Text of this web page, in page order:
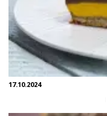
17.10.2024